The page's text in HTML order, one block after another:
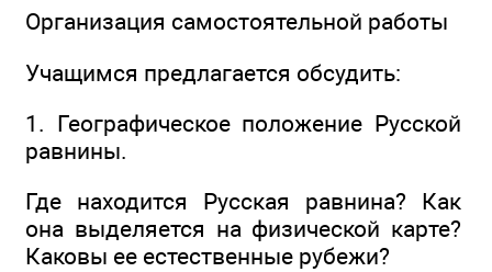
Организация самостоятельной работы
Учащимся предлагается обсудить:
1. Географическое положение Русской
равнины.
Где находится Русская равнина? Как
она выделяется на физической карте?
Каковы ее естественные рубежи?